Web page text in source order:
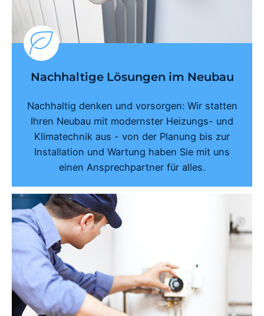
Nachhaltige Lösungen im Neubau
Nachhaltig denken und vorsorgen: Wir statten
Ihren Neubau mit modernster Heizungs- und
Klimatechnik aus - von der Planung bis zur
Installation und Wartung haben Sie mit uns
einen Ansprechpartner für alles.